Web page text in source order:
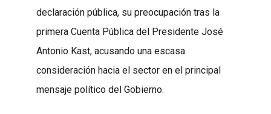
declaración pública, su preocupación tras la
primera Cuenta Pública del Presidente José
Antonio Kast, acusando una escasa
consideración hacia el sector en el principal
mensaje político del Gobierno.